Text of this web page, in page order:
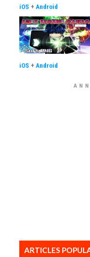
iOS + Android
iOS + Android
ARTICLES